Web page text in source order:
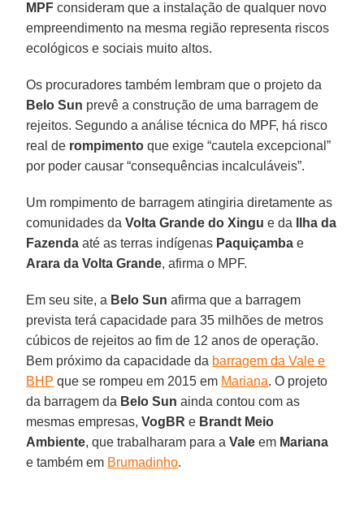
MPF consideram que a instalação de qualquer novo
empreendimento na mesma região representa riscos
ecológicos e sociais muito altos.
Os procuradores também lembram que o projeto da
Belo Sun prevê a construção de uma barragem de
rejeitos. Segundo a análise técnica do MPF, há risco
real de rompimento que exige “cautela excepcional”
por poder causar “consequências incalculáveis”.
Um rompimento de barragem atingiria diretamente as
comunidades daVolta Grande do Xingu e da
Ilha da
Fazenda até as terras indígenas Paquiçamba e
Arara da Volta Grande, afirma o MPF.
Em seu site, a Belo Sun afirma que a barragem
prevista terá capacidade para 35 milhões de metros
cúbicos de rejeitos ao fim de 12 anos de operação.
Bem próximo da capacidade da barragem da Vale e
BHP que se rompeu em 2015 em Mariana. O projeto
da barragem da Belo Sun ainda contou com as
mesmas empresas,VogBR e Brandt Meio
Ambiente, que trabalharam para aVale em Mariana
e também em Brumadinho.